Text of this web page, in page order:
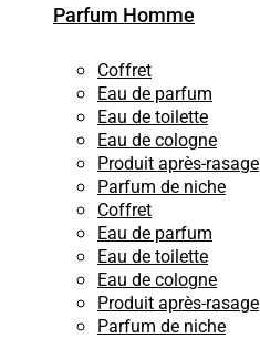
Parfum Homme
Coffret
Eau de parfum
Eau de toilette
Eau de cologne
Produit après-rasage
Parfum de niche
Coffret
Eau de parfum
Eau de toilette
Eau de cologne
Produit après-rasage
Parfum de niche